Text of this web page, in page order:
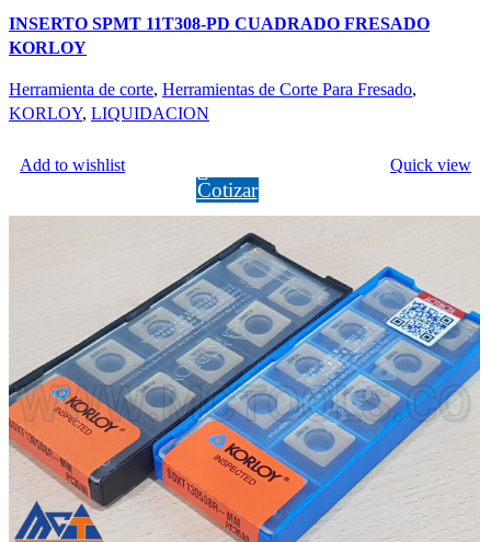
INSERTO SPMT 11T308-PD CUADRADO FRESADO
KORLOY
Herramienta de corte, Herramientas de Corte Para Fresado,
KORLOY, LIQUIDACION
Add to wishlist
Cotizar
Quick view